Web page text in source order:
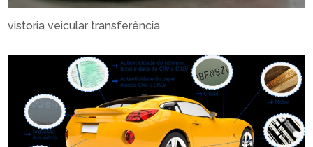
vistoria veicular transferência